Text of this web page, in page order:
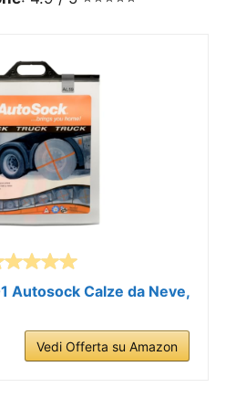
Autosock Calze da Neve,
Vedi Offerta su Amazon